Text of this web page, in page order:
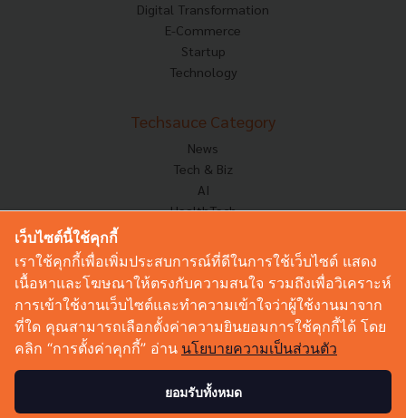
Digital Transformation
E-Commerce
Startup
Technology
Techsauce Category
News
Tech & Biz
AI
HealthTech
Corp Innov
Saucy Thoughts
Sustainable
Videos
Podcast
เว็บไซต์นี้ใช้คุกกี้
เราใช้คุกกี้เพื่อเพิ่มประสบการณ์ที่ดีในการใช้เว็บไซต์ แสดง
เนื้อหาและโฆษณาให้ตรงกับความสนใจ รวมถึงเพื่อวิเคราะห์
การเข้าใช้งานเว็บไซต์และทำความเข้าใจว่าผู้ใช้งานมาจาก
ที่ใด คุณสามารถเลือกตั้งค่าความยินยอมการใช้คุกกี้ได้ โดย
คลิก “การตั้งค่าคุกกี้” อ่าน นโยบายความเป็นส่วนตัว
ยอมรับทั้งหมด